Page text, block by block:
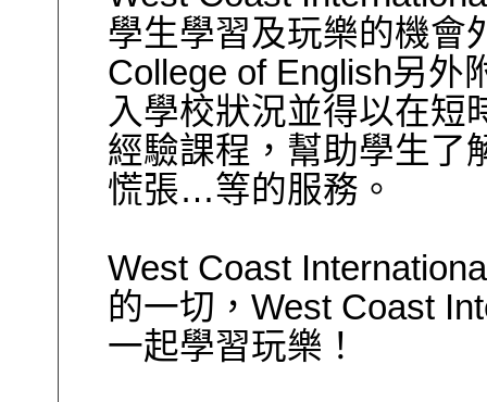
學生學習及玩樂的機會
College of English另外
入學校狀況並得以在短
經驗課程，幫助學生了
慌張…等的服務。
West Coast
的一切， West Coast
一起學習玩樂！